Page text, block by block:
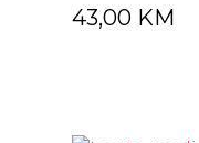
43,00 KM